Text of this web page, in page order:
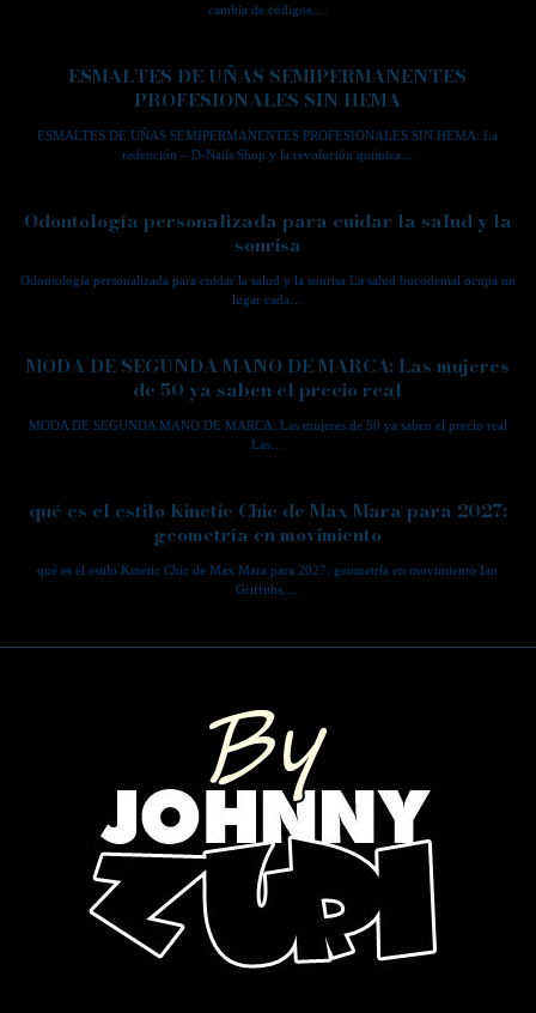
cambia de códigos.…
ESMALTES DE UÑAS SEMIPERMANENTES
PROFESIONALES SIN HEMA
ESMALTES DE UÑAS SEMIPERMANENTES PROFESIONALES SIN HEMA: La
redención – D-Nails Shop y la revolución química…
Odontología personalizada para cuidar la salud y la
sonrisa
Odontología personalizada para cuidar la salud y la sonrisa La salud bucodental ocupa un
lugar cada…
MODA DE SEGUNDA MANO DE MARCA: Las mujeres
de 50 ya saben el precio real
MODA DE SEGUNDA MANO DE MARCA: Las mujeres de 50 ya saben el precio real
Las…
qué es el estilo Kinetic Chic de Max Mara para 2027:
geometría en movimiento
qué es el estilo Kinetic Chic de Max Mara para 2027: geometría en movimiento Ian
Griffiths,…